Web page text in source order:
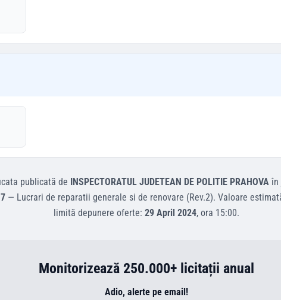
publicată de INSPECTORATUL JUDETEAN DE POLITIE PRAHOVA în
— Lucrari de reparatii generale si de renovare (Rev.2). Valoare
limită depunere oferte: 29 April 2024, ora 15:00.
Monitorizează 250.000+ licitații anual
Adio, alerte pe email!